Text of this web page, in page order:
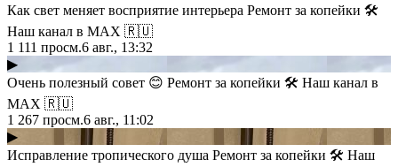
Как свет меняет восприятие интерьера Ремонт за копейки 🛠
Наш канал в МАХ 🇷🇺
1 111 просм.6 авг., 13:32
▶
Очень полезный совет 😊 Ремонт за копейки 🛠 Наш канал в
МАХ 🇷🇺
1 267 просм.6 авг., 11:02
▶
Исправление тропического душа Ремонт за копейки 🛠 Наш